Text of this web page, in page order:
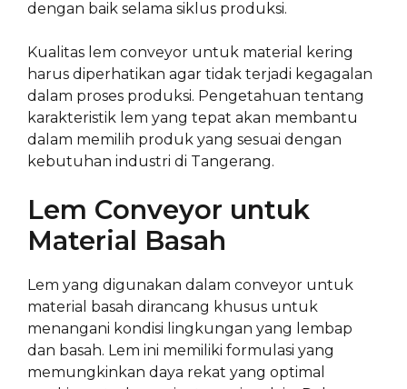
dengan baik selama siklus produksi.
Kualitas lem conveyor untuk material kering
harus diperhatikan agar tidak terjadi kegagalan
dalam proses produksi. Pengetahuan tentang
karakteristik lem yang tepat akan membantu
dalam memilih produk yang sesuai dengan
kebutuhan industri di Tangerang.
Lem Conveyor untuk
Material Basah
Lem yang digunakan dalam conveyor untuk
material basah dirancang khusus untuk
menangani kondisi lingkungan yang lembap
dan basah. Lem ini memiliki formulasi yang
memungkinkan daya rekat yang optimal